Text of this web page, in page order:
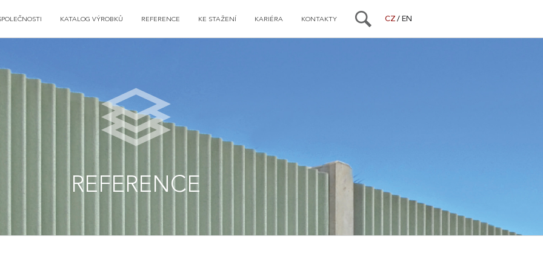
KATALOG VÝROBKŮ REFERENCE KE STAŽENÍ KARIÉRA KONTAKTY CZ EN
REFERENCE